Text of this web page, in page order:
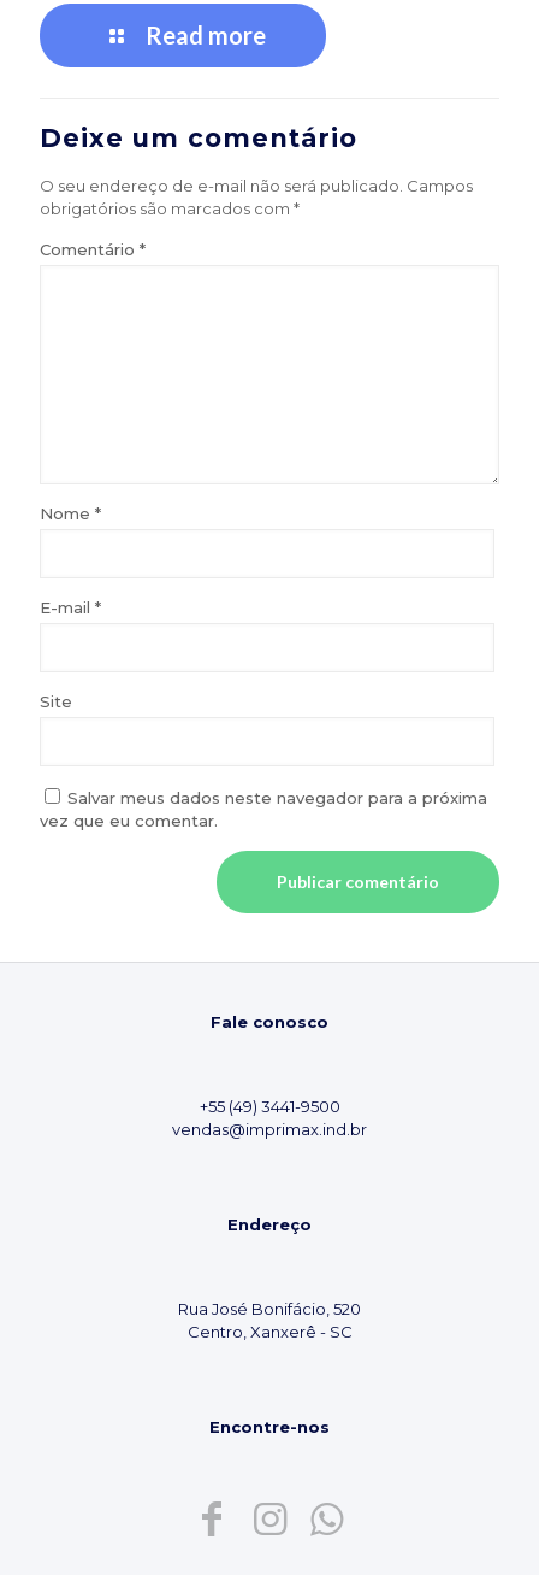
Read more
Deixe um comentário
O seu endereço de e-mail não será publicado. Campos
obrigatórios são marcados com *
Comentário *
Nome *
E-mail *
Site
Salvar meus dados neste navegador para a próxima
vez que eu comentar.
Fale conosco
+55 (49) 3441-9500
vendas@imprimax.ind.br
Endereço
Rua José Bonifácio, 520
Centro, Xanxerê - SC
Encontre-nos